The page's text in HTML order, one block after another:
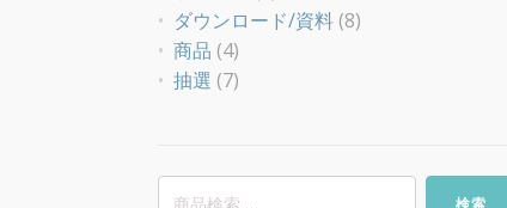
ダウンロード/資料 (8)
商品 (4)
抽選 (7)